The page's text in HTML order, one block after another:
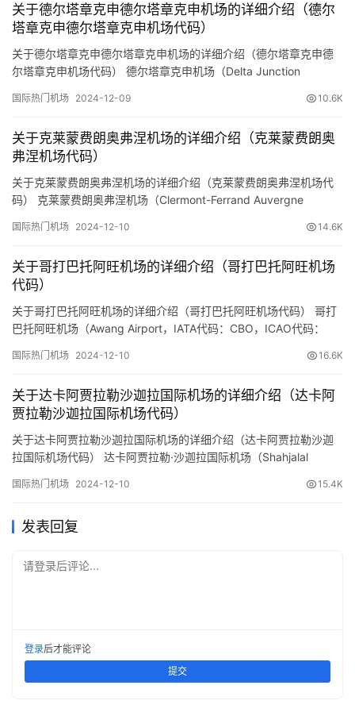
信息： 基本…
关于德尔塔章克申德尔塔章克申机场的详细介绍（德尔
塔章克申德尔塔章克申机场代码）
关于德尔塔章克申德尔塔章克申机场的详细介绍（德尔塔章克申德
尔塔章克申机场代码） 德尔塔章克申机场（Delta Junction
下预订机票网小编整理关于该机场的详细信息： 基本信息 地理位
距离安克雷奇约300英里（约483公里）。 机…
国际热门机场 2024-12-09 10.6K
关于克莱蒙费朗奥弗涅机场的详细介绍（克莱蒙费朗奥
弗涅机场代码）
关于克莱蒙费朗奥弗涅机场的详细介绍（克莱蒙费朗奥弗涅机场代
码） 克莱蒙费朗奥弗涅机场（Clermont-Ferrand Auvergne
莱蒙费朗市附近的一个机场，主要服务于奥弗涅-罗纳-阿尔卑斯大
息 地理位置： 机场位于…
国际热门机场 2024-12-10 14.6K
关于哥打巴托阿旺机场的详细介绍（哥打巴托阿旺机场
代码）
关于哥打巴托阿旺机场的详细介绍（哥打巴托阿旺机场代码） 哥打
巴托阿旺机场（Awang Airport，IATA代码：CBO，ICAO代码：
要机场，服务于哥打巴托市及周边地区。以下是预订机票网小编整
南部棉兰老岛的马京达瑙省，距离哥打巴托…
国际热门机场 2024-12-10 16.6K
关于达卡阿贾拉勒沙迦拉国际机场的详细介绍（达卡阿
贾拉勒沙迦拉国际机场代码）
关于达卡阿贾拉勒沙迦拉国际机场的详细介绍（达卡阿贾拉勒沙迦
拉国际机场代码） 达卡阿贾拉勒·沙迦拉国际机场（Shahjalal
加拉国的主要国际机场，位于首都达卡。以下是预订机票网小编整
国首都达卡市的北部…
国际热门机场 2024-12-10 15.4K
发表回复
请登录后评论...
登录后才能评论
提交